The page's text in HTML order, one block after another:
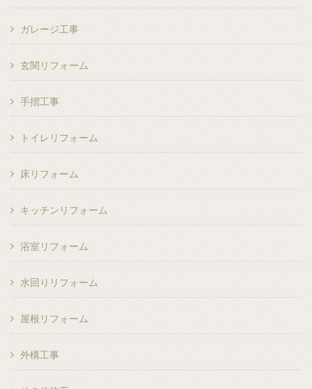
ガレージ工事
玄関リフォーム
手摺工事
トイレリフォーム
床リフォーム
キッチンリフォーム
浴室リフォーム
水回りリフォーム
屋根リフォーム
外構工事